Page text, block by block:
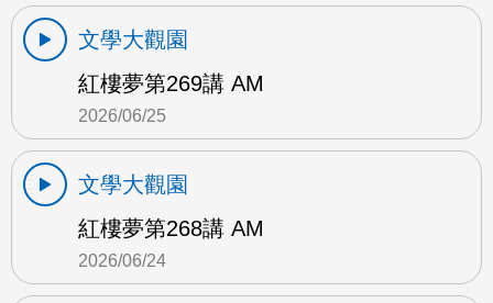
文學大觀園
紅樓夢第269講 AM
2026/06/25
文學大觀園
紅樓夢第268講 AM
2026/06/24